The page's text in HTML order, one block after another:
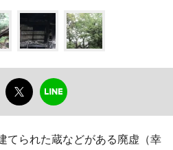
てられた蔵などがある廃虚（幸